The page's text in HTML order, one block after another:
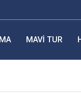
MAVI TUR